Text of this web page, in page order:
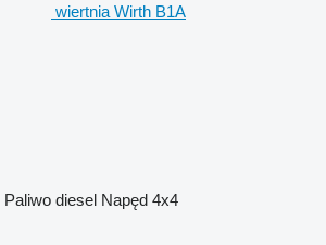
wiertnia Wirth B1A
Paliwo diesel Napęd 4x4